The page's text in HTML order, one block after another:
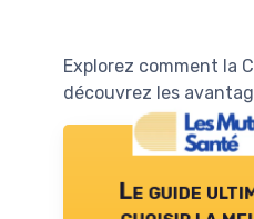
Explorez comment la
découvrez les
Le guide